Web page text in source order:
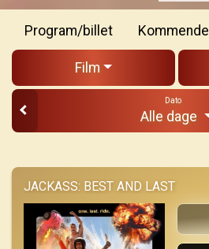
Program/billet Kommende
Film
Dato
Alle dage
JACKASS: BEST AND LAST